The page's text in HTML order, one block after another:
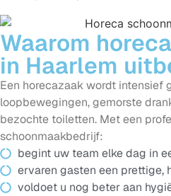
Waarom
in Haarlem
Een horecazaak wordt intensief
loopbewegingen, gemorste
bezochte toiletten. Met een
schoonmaakbedrijf:
begint uw team elke dag in
ervaren gasten een prettige,
voldoet u nog beter aan